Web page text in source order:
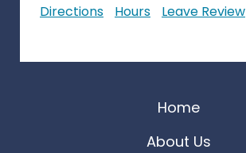
Directions
Hours Leave Review
Home
About Us